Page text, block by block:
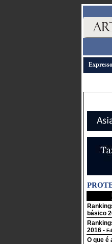
Expresso
básico
2016 -
O que é